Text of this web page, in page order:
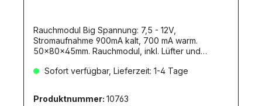
Rauchmodul Big Spannung: 7,5 - 12V,
Stromaufnahme 900mA kalt, 700 mA warm.
50x80x45mm. Rauchmodul, inkl. Lüfter und
welches richtig viel Rauch bringt und für jeden der
Das Modul ist speziell entwickelt um es mit
Sofort verfügbar, Lieferzeit: 1-4 Tage
Produktnummer: 10763